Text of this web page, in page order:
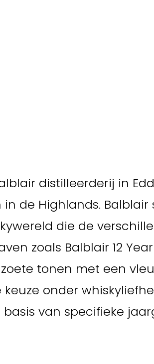
distilleerderij in
de Highlands.
die de
zoals Balblair 12 Year
tonen met een
onder
van specifieke